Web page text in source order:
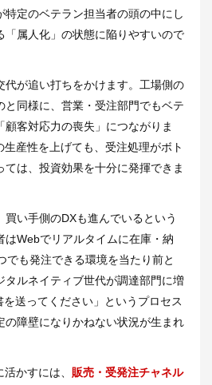
特定のベテラン担当者の頭の中にし
「属人化」の状態に陥りやすいので
代が追い打ちをかけます。工場側の
と同様に、営業・受注部門でもベテ
顧客対応力の喪失」につながりま
産性を上げても、受注処理がボト
ては、投資効果を十分に発揮できま
買い手側のDXも進んでいるという
はWebでリアルタイムに在庫・納
でも発注できる環境を当たり前と
タルネイティブ世代が調達部門に増
を送ってください」というプロセス
の障壁になりかねない状況が生まれ
かすには、
販売・受発注チャネル